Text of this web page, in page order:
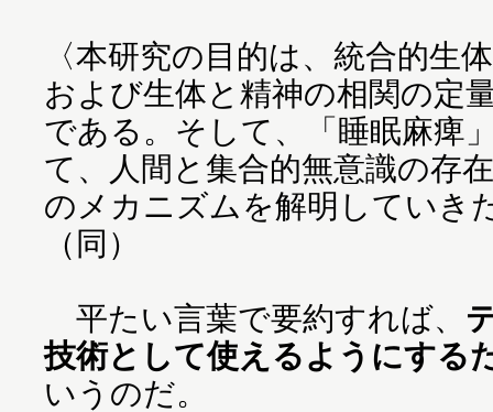
〈本研究の目的は、統合的生
および生体と精神の相関の定
である。そして、「睡眠麻痺
て、人間と集合的無意識の存
のメカニズムを解明していき
（同）
平たい言葉で要約すれば、
技術として使えるようにする
いうのだ。